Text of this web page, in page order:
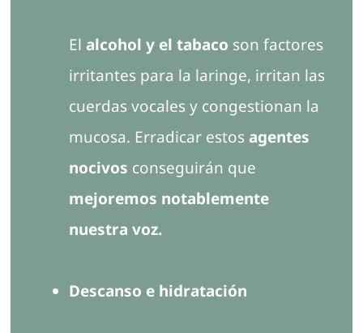
El alcohol y el tabaco son factores
irritantes para la laringe, irritan las
cuerdas vocales y congestionan la
mucosa. Erradicar estosagentes
nocivos conseguirán que
mejoremos notablemente
nuestra voz.
Descanso e hidratación